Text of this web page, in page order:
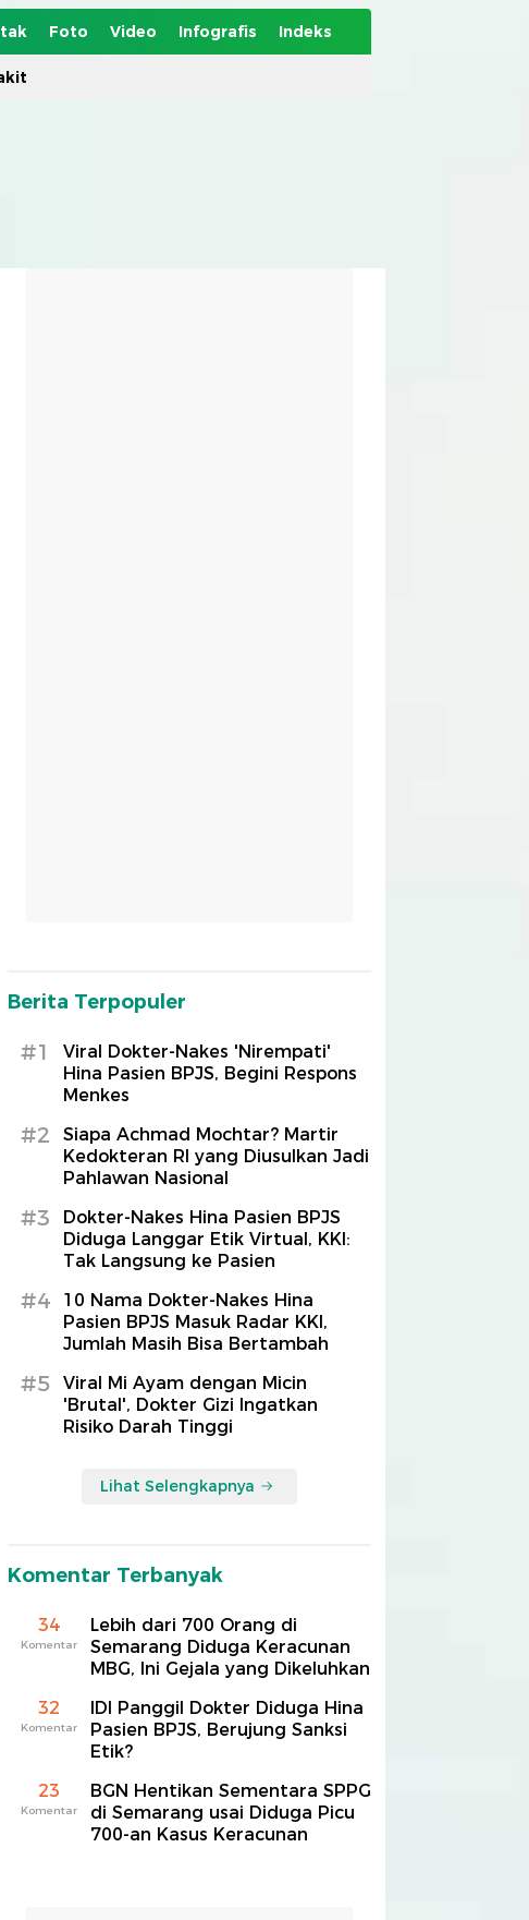
Foto Video Infografis Indeks
Berita Terpopuler
#1
Viral Dokter-Nakes 'Nirempati'
Hina Pasien BPJS, Begini Respons
Menkes
#2
Siapa Achmad Mochtar? Martir
Kedokteran RI yang Diusulkan Jadi
Pahlawan Nasional
#3
Dokter-Nakes Hina Pasien BPJS
Diduga Langgar Etik Virtual, KKI:
Tak Langsung ke Pasien
#4
10 Nama Dokter-Nakes Hina
Pasien BPJS Masuk Radar KKI,
Jumlah Masih Bisa Bertambah
#5
Viral Mi Ayam dengan Micin
'Brutal', Dokter Gizi Ingatkan
Risiko Darah Tinggi
Lihat Selengkapnya
Komentar Terbanyak
34
Komentar
Lebih dari 700 Orang di
Semarang Diduga Keracunan
MBG, Ini Gejala yang Dikeluhkan
32
Komentar
IDI Panggil Dokter Diduga Hina
Pasien BPJS, Berujung Sanksi
Etik?
23
Komentar
BGN Hentikan Sementara SPPG
di Semarang usai Diduga Picu
700-an Kasus Keracunan